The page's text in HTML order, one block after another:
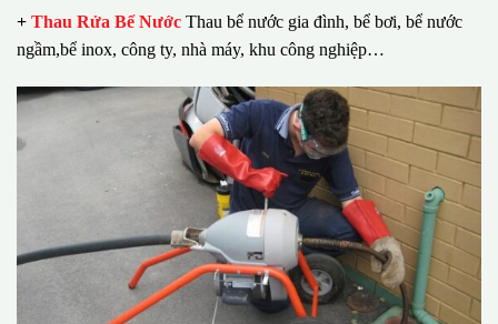
+ Thau Rửa Bể Nước Thau bể nước gia đình, bể bơi, bể nước
ngầm,bể inox, công ty, nhà máy, khu công nghiệp…